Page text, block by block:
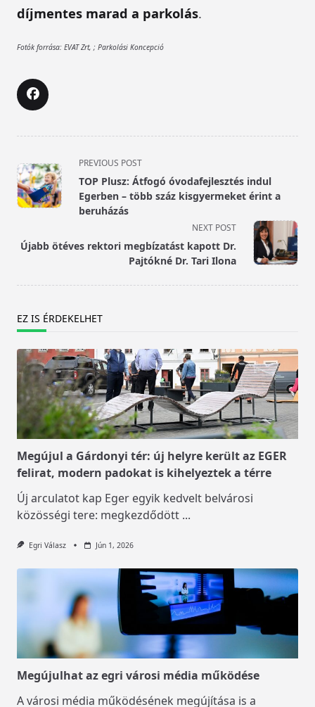
díjmentes marad a parkolás.
Fotók forrása: EVAT Zrt, ; Parkolási Koncepció
<span
class="nav-
subtitle
screen-
text">Page</span>
PREVIOUS POST
TOP Plusz: Átfogó óvodafejlesztés indul
Egerben – több száz kisgyermeket érint a
beruházás
NEXT POST
Újabb ötéves rektori megbízatást kapott Dr.
Pajtókné Dr. Tari Ilona
EZ IS ÉRDEKELHET
Megújul a Gárdonyi tér: új helyre került az EGER
felirat, modern padokat is kihelyeztek a térre
Új arculatot kap Eger egyik kedvelt belvárosi
közösségi tere: megkezdődött ...
Egri Válasz Jún 1, 2026
Megújulhat az egri városi média működése
A városi média működésének megújítása is a